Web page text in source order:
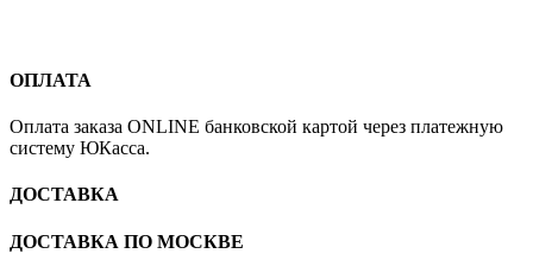
ОПЛАТА
Оплата заказа ONLINE банковской картой через платежную
систему ЮКасса.
ДОСТАВКА
ДОСТАВКА ПО МОСКВЕ